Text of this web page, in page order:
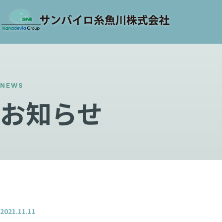
NEWS
お知らせ
2021.11.11